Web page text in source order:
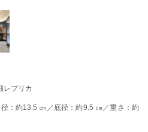
レプリカ
：約13.5 ㎝／底径：約9.5 ㎝／重さ：約